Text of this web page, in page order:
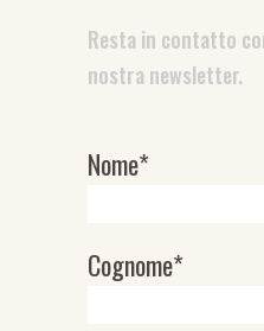
Resta in contatto
nostra newsletter.
Newsletter
Nome*
Cognome*